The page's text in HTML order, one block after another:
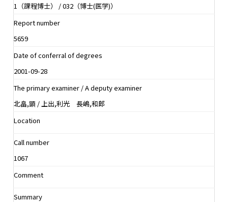
1（課程博士） / 032（博士(医学)）
Report number
5659
Date of conferral of degrees
2001-09-28
The primary examiner / A deputy examiner
北畠,顕 / 上出,利光 長嶋,和郎
Location
Call number
1067
Comment
Summary